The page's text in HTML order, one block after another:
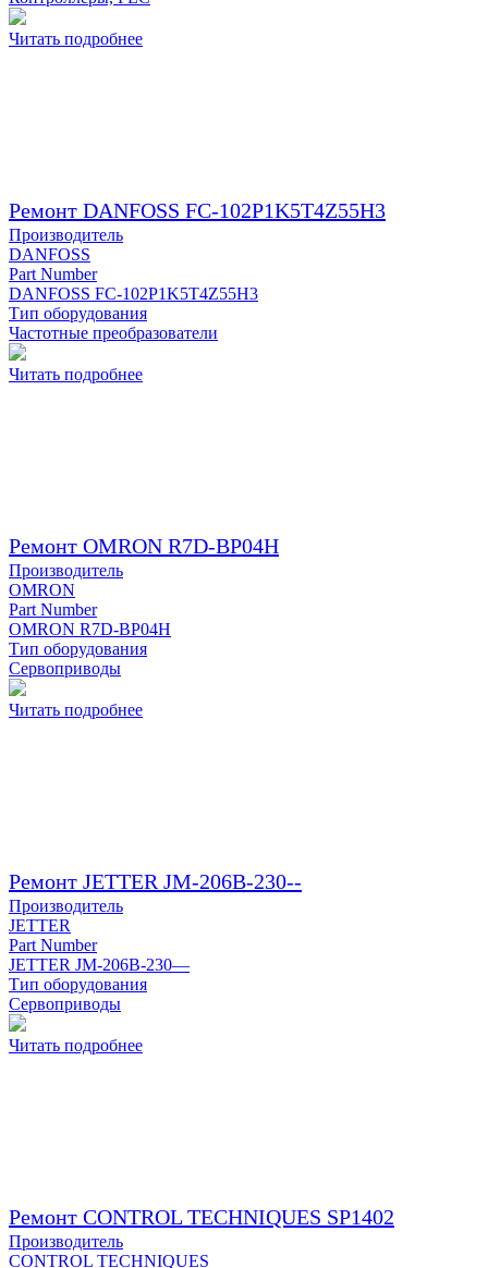
Читать подробнее
Ремонт DANFOSS FC-102P1K5T4Z55H3
Производитель
DANFOSS
Part Number
DANFOSS FC-102P1K5T4Z55H3
Тип оборудования
Частотные преобразователи
Читать подробнее
Ремонт OMRON R7D-BP04H
Производитель
OMRON
Part Number
OMRON R7D-BP04H
Тип оборудования
Сервоприводы
Читать подробнее
Ремонт JETTER JM-206B-230--
Производитель
JETTER
Part Number
JETTER JM-206B-230—
Тип оборудования
Сервоприводы
Читать подробнее
Ремонт CONTROL TECHNIQUES SP1402
Производитель
CONTROL TECHNIQUES